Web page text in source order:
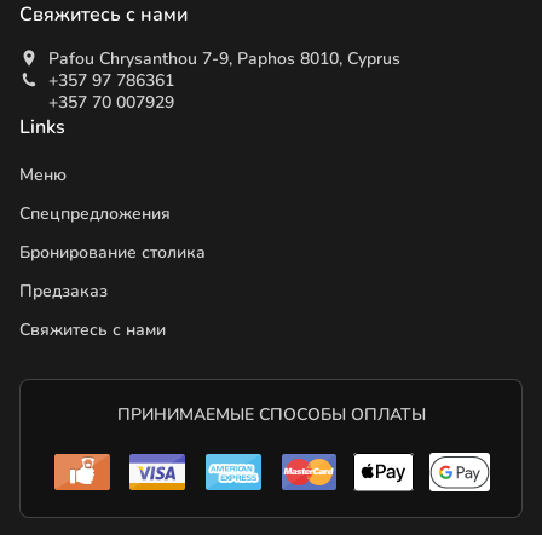
Свяжитесь с нами
Pafou Chrysanthou 7-9, Paphos 8010, Cyprus
+357 97 786361
+357 70 007929
Links
Меню
Спецпредложения
Бронирование столика
Предзаказ
Свяжитесь с нами
ПРИНИМАЕМЫЕ СПОСОБЫ ОПЛАТЫ